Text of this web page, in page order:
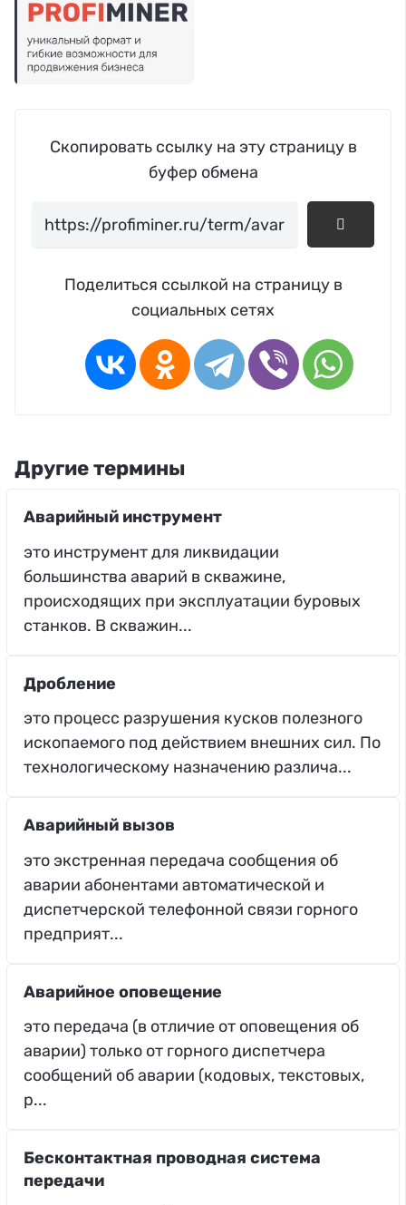
Скопировать ссылку на эту страницу в
буфер обмена
Поделиться ссылкой на страницу в
социальных сетях
Другие термины
Аварийный инструмент
это инструмент для ликвидации
большинства аварий в скважине,
происходящих при эксплуатации буровых
станков. В скважин...
Дробление
это процесс разрушения кусков полезного
ископаемого под действием внешних сил. По
технологическому назначению различа...
Аварийный вызов
это экстренная передача сообщения об
аварии абонентами автоматической и
диспетчерской телефонной связи горного
предприят...
Аварийное оповещение
это передача (в отличие от оповещения об
аварии) только от горного диспетчера
сообщений об аварии (кодовых, текстовых,
р...
Бесконтактная проводная система
передачи